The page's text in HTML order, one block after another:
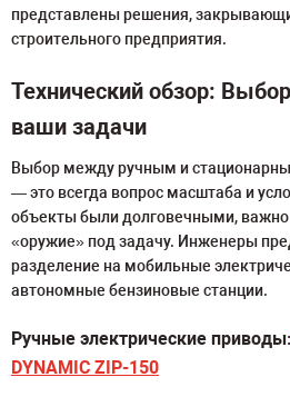
представлены решения,
строительного предприятия.
Технический обзор:
ваши задачи
Выбор между ручным и
— это всегда вопрос масштаба и
объекты были долговечными, важно
«оружие» под задачу. Инженеры
разделение на мобильные
автономные бензиновые станции.
Ручные электрические приводы:
DYNAMIC ZIP-150